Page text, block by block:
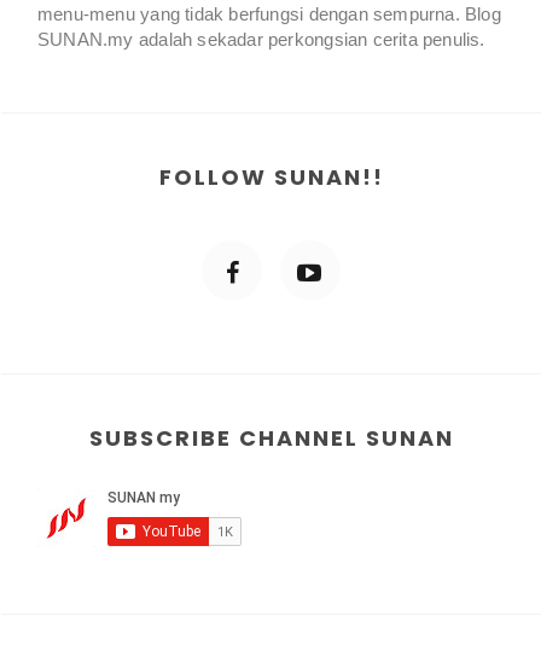
menu-menu yang tidak berfungsi dengan sempurna. Blog
SUNAN.my adalah sekadar perkongsian cerita penulis.
FOLLOW SUNAN!!
SUBSCRIBE CHANNEL SUNAN